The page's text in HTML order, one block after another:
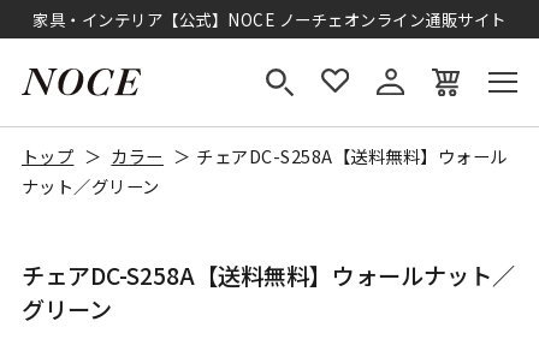
家具・インテリア【公式】NOCE ノーチェオンライン通販サイト
トップ カラー
チェアDC-S258A【送料無料】ウォール
ナット／グリーン
チェアDC-S258A【送料無料】ウォールナット／
グリーン